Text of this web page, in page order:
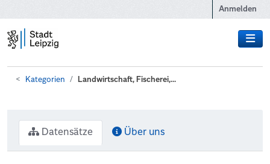
Anmelden
Kategorien Landwirtschaft, Fischerei,...
Datensätze Über uns